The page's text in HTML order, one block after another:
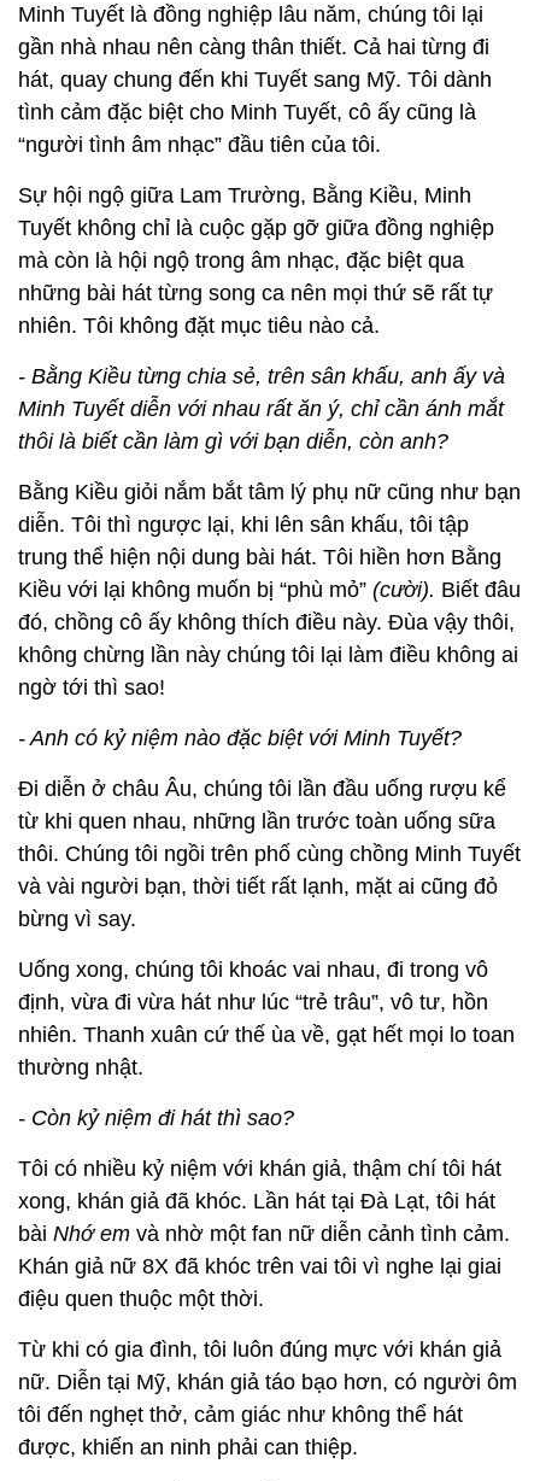
Minh Tuyết là đồng nghiệp lâu năm, chúng tôi lại
gần nhà nhau nên càng thân thiết. Cả hai từng đi
hát, quay chung đến khi Tuyết sang Mỹ. Tôi dành
tình cảm đặc biệt cho Minh Tuyết, cô ấy cũng là
“người tình âm nhạc” đầu tiên của tôi.
Sự hội ngộ giữa Lam Trường, Bằng Kiều, Minh
Tuyết không chỉ là cuộc gặp gỡ giữa đồng nghiệp
mà còn là hội ngộ trong âm nhạc, đặc biệt qua
những bài hát từng song ca nên mọi thứ sẽ rất tự
nhiên. Tôi không đặt mục tiêu nào cả.
- Bằng Kiều từng chia sẻ, trên sân khấu, anh ấy và
Minh Tuyết diễn với nhau rất ăn ý, chỉ cần ánh mắt
thôi là biết cần làm gì với bạn diễn, còn anh?
Bằng Kiều giỏi nắm bắt tâm lý phụ nữ cũng như bạn
diễn. Tôi thì ngược lại, khi lên sân khấu, tôi tập
trung thể hiện nội dung bài hát. Tôi hiền hơn Bằng
Kiều với lại không muốn bị “phù mỏ” (cười). Biết đâu
đó, chồng cô ấy không thích điều này. Đùa vậy thôi,
không chừng lần này chúng tôi lại làm điều không ai
ngờ tới thì sao!
- Anh có kỷ niệm nào đặc biệt với Minh Tuyết?
Đi diễn ở châu Âu, chúng tôi lần đầu uống rượu kể
từ khi quen nhau, những lần trước toàn uống sữa
thôi. Chúng tôi ngồi trên phố cùng chồng Minh Tuyết
và vài người bạn, thời tiết rất lạnh, mặt ai cũng đỏ
bừng vì say.
Uống xong, chúng tôi khoác vai nhau, đi trong vô
định, vừa đi vừa hát như lúc “trẻ trâu”, vô tư, hồn
nhiên. Thanh xuân cứ thế ùa về, gạt hết mọi lo toan
thường nhật.
- Còn kỷ niệm đi hát thì sao?
Tôi có nhiều kỷ niệm với khán giả, thậm chí tôi hát
xong, khán giả đã khóc. Lần hát tại Đà Lạt, tôi hát
bài Nhớ em và nhờ một fan nữ diễn cảnh tình cảm.
Khán giả nữ 8X đã khóc trên vai tôi vì nghe lại giai
điệu quen thuộc một thời.
Từ khi có gia đình, tôi luôn đúng mực với khán giả
nữ. Diễn tại Mỹ, khán giả táo bạo hơn, có người ôm
tôi đến nghẹt thở, cảm giác như không thể hát
được, khiến an ninh phải can thiệp.